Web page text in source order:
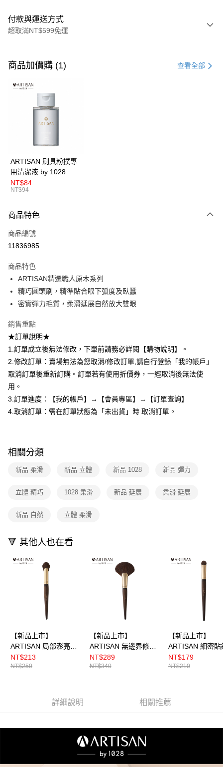
付款與運送方式
超取滿NT$599免運
信用卡一次付款
超商取貨付款
全盈+PAY
AFTEE先享後付
【關於「AFTEE先享後付」】
便利好安心！
１．簡單：不需註冊會員、不需綁卡、不需儲值。
３．安心：先確認商品／服務後，再付款。
【「AFTEE先享後付」結帳流程】
１．於結帳方式選擇「AFTEE先享後付」後，將跳轉至「AFTEE先享後付」
２．訂單成立數日內，您將收到繳費通知簡訊。
ATM／網路銀行／等多元方式進行付款，方視為交易完成。
※ 請注意：結帳手續完成當下不需立刻繳費，但若您需要取消訂單，請聯絡
後付繳納相關費用。
※ 交易是否成功請以「AFTEE先享後付 」之結帳頁面顯示為準，若有關於
是否繳費成功／繳費後需取消欲退款等相關疑問，請聯繫「AFTEE先享後付
客戶支援中心」https://netprotections.freshdesk.com/support/home
【注意事項】
易，需依本服務之必要範圍內提供個人資料，並將交易相關給付款項請求債
３．未成年的使用者請事先徵得法定代理人或監護人之同意方可使用
任。
請求用戶進行身份認證。
恩沛科技股份有限公司將有權停止該用戶之使用額度並採取法律行動。
運送方式
全家取貨付款
每筆NT$80，滿NT$599(含以上)免運費
付款後全家取貨
7-11取貨付款
每筆NT$80，滿NT$599(含以上)免運費
付款後7-11取貨
每筆NT$80，滿NT$599(含以上)免運費
每筆NT$90，滿NT$599(含以上)免運費
商品加價購 (1) 查看全部
ARTISAN 刷具粉撲專
用清潔液 by 1028
NT$84
NT$94
商品特色
商品編號
11836985
商品特色
ARTISAN精選職人原木系列
精巧圓頭刷，精準貼合眼下弧度及臥蠶
密實彈力毛質，柔滑延展自然放大雙眼
銷售重點
★訂單說明★
1.訂單成立後無法修改，下單前請務必詳閱【購物說明】。
2.修改訂單：賣場無法為您取消/修改訂單,請自行登錄「我的帳戶」
取消訂單後重新訂購。訂單若有使用折價券，一經取消後無法使
用。
3.訂單進度：【我的帳戶】→【會員專區】→【訂單查詢】
4.取消訂單：需在訂單狀態為「未出貨」時 取消訂單。
相關分類
新品 柔滑 新品 立體 新品 1028 新品 彈力
立體 精巧 1028 柔滑 新品 延展 柔滑 延展
新品 自然 立體 柔滑
🔻 其他人也在看
【新品上市】
ARTISAN 局部澎亮刷
F44 by 1028
NT$213
NT$250
【新品上市】
ARTISAN 無邊界修容
刷 F43 by 1028
NT$289
NT$340
【新品上市】
ARTISAN 細密貼
刷 E41 by 1028
NT$179
NT$210
詳細說明 相關推薦